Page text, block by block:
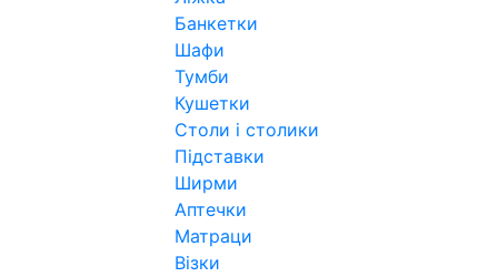
Банкетки
Шафи
Тумби
Кушетки
Столи і столики
Підставки
Ширми
Аптечки
Матраци
Візки